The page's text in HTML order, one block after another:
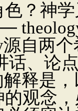
神学
自两
话、论
释是
观念